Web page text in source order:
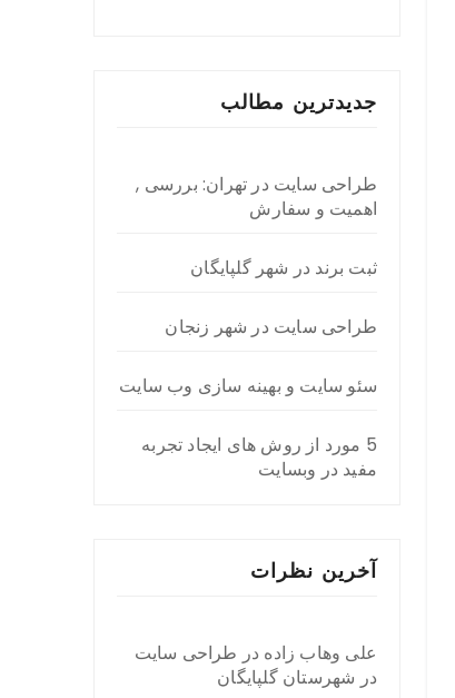
جدیدترین مطالب
طراحی سایت در تهران: بررسی ,
اهمیت و سفارش
ثبت برند در شهر گلپایگان
طراحی سایت در شهر زنجان
سئو سایت و بهینه سازی وب سایت
5 مورد از روش های ایجاد تجربه
مفید در وبسایت
آخرین نظرات
علی وهاب زاده در طراحی سایت
در شهرستان گلپایگان